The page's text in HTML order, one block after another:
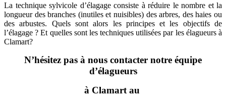
La technique sylvicole d’élagage consiste à réduire le nombre et la
longueur des branches (inutiles et nuisibles) des arbres, des haies ou
des arbustes. Quels sont alors les principes et les objectifs de
l’élagage ? Et quelles sont les techniques utilisées par les élagueurs à
Clamart?
N’hésitez pas à nous contacter notre équipe
d’élagueurs
à Clamart au